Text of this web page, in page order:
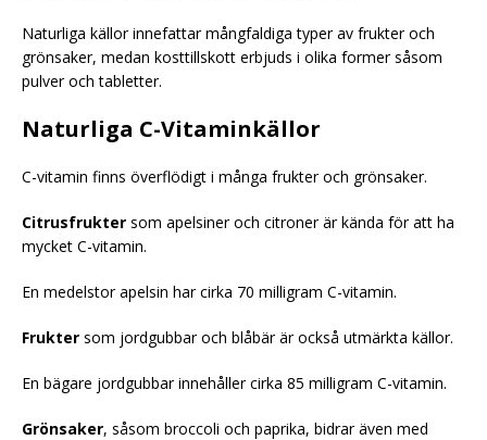
Naturliga källor innefattar mångfaldiga typer av frukter och
grönsaker, medan kosttillskott erbjuds i olika former såsom
pulver och tabletter.
Naturliga C-Vitaminkällor
C-vitamin finns överflödigt i många frukter och grönsaker.
Citrusfrukter som apelsiner och citroner är kända för att ha
mycket C-vitamin.
En medelstor apelsin har cirka 70 milligram C-vitamin.
Frukter som jordgubbar och blåbär är också utmärkta källor.
En bägare jordgubbar innehåller cirka 85 milligram C-vitamin.
Grönsaker, såsom broccoli och paprika, bidrar även med